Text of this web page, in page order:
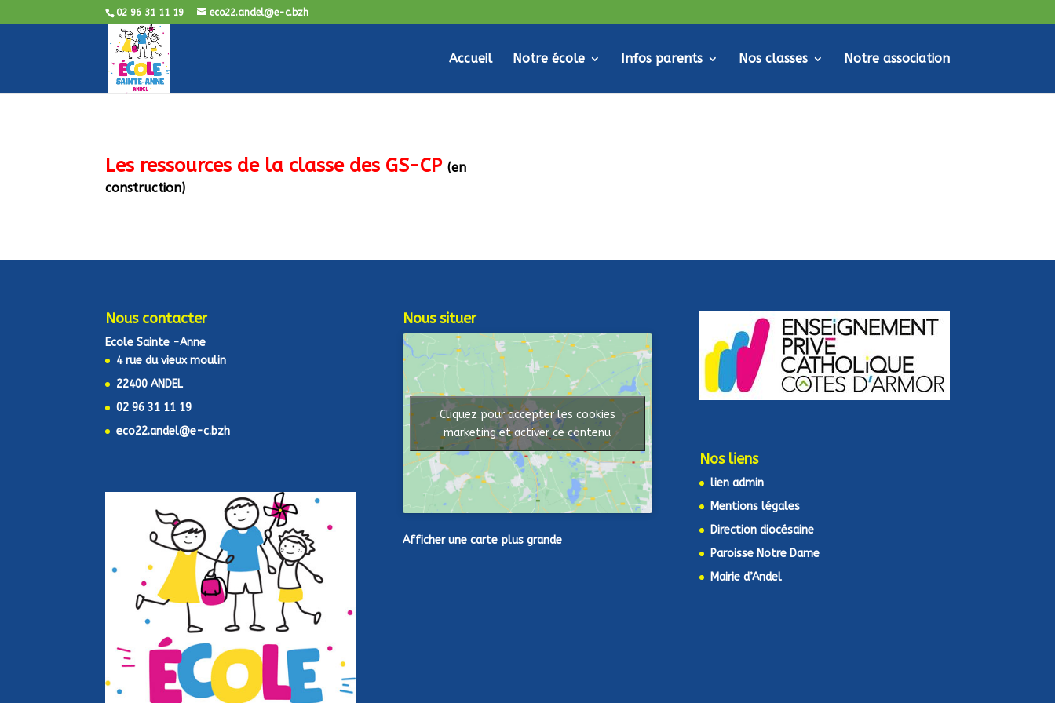
02 96 31 11 19 eco22.andel@e-c.bzh
Accueil Notre école Infos parents Nos classes Notre association
Les ressources de la classe des GS-CP(en
construction)
Nous contacter
Ecole Sainte -Anne
4 rue du vieux moulin
22400 ANDEL
02 96 31 11 19
eco22.andel@e-c.bzh
Nous situer
Cliquez pour accepter les cookies
marketing et activer ce contenu
Afficher une carte plus grande
Nos liens
lien admin
Mentions légales
Direction diocésaine
Paroisse Notre Dame
Mairie d’Andel